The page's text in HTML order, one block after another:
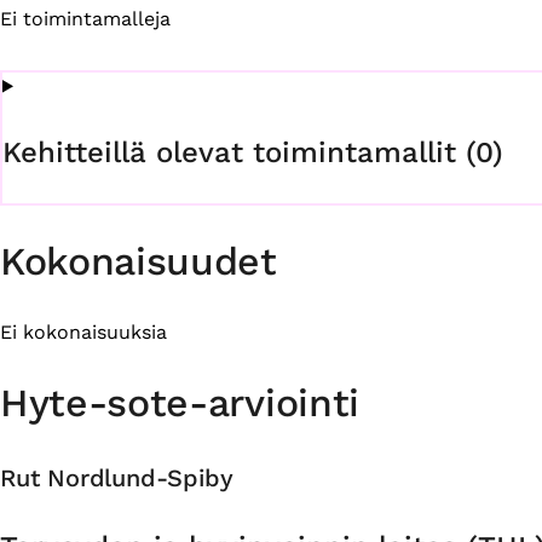
Ei toimintamalleja
Kehitteillä olevat toimintamallit (0)
Kokonaisuudet
Ei kokonaisuuksia
Hyte-sote-arviointi
Rut Nordlund-Spiby